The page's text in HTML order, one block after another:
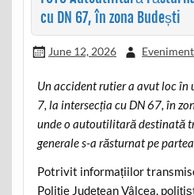
cu DN 67, în zona Budești
June 12, 2026
Un accident rutier a avut loc în
7, la intersecția cu DN 67, în
unde o autoutilitară destinată
generale s-a răsturnat pe
Potrivit informațiilor
Poliție Județean Vâlcea,